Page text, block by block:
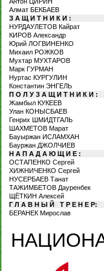
Алмат БЕКБАЕВ
З А Щ И Т Н И К И :
НУРДАУЛЕТОВ Кайрат
КИРОВ Александр
Юрий ЛОГВИНЕНКО
Михаил РОЖКОВ
Мухтар МУХТАРОВ
Марк ГУРМАН
Нуртас КУРГУЛИН
Константин ЭНГЕЛЬ
П О Л У З А Щ И Т Н И К И :
Жамбыл КУКЕЕВ
Улан КОНЫСБАЕВ
Генрих ШМИДТГАЛЬ
ШАХМЕТОВ Марат
Бауыржан ИСЛАМХАН
Бауржан ДЖОЛЧИЕВ
Н А П А Д А Ю Щ И Е :
ОСТАПЕНКО Сергей
ХИЖНИЧЕНКО Сергей
НУСЕРБАЕВ Танат
ТАЖИМБЕТОВ Дауренбек
ЩЁТКИН Алексей
Г Л А В Н Ы Й Т Р Е Н Е Р:
БЕРАНЕК Мирослав